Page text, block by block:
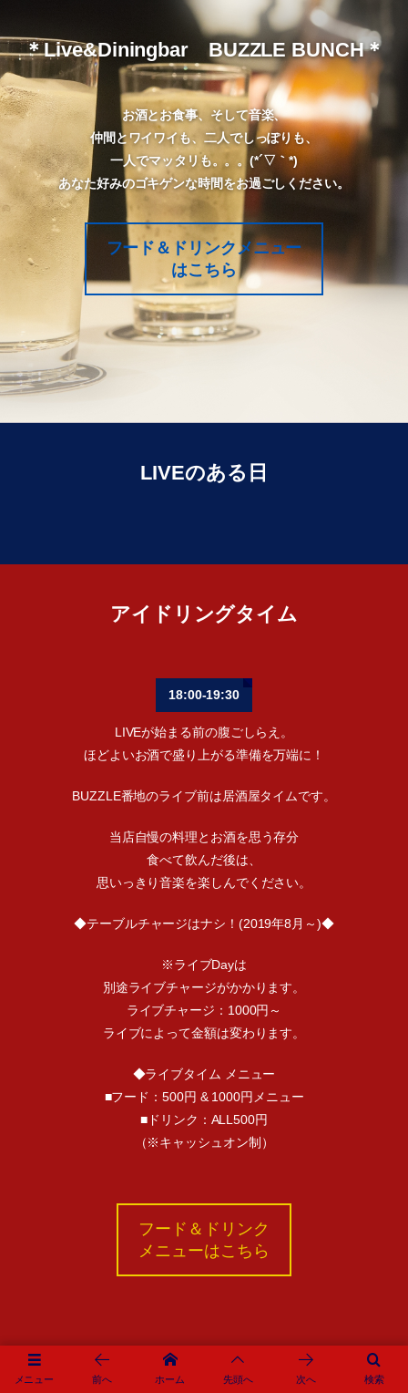
＊Live&Diningbar BUZZLE BUNCH＊
お酒とお食事、そして音楽、
仲間とワイワイも、二人でしっぽりも、
一人でマッタリも。。。(*´▽｀*)
あなた好みのゴキゲンな時間をお過ごしください。
フード＆ドリンクメニュー
はこちら
LIVEのある日
アイドリングタイム
18:00-19:30
LIVEが始まる前の腹ごしらえ。
ほどよいお酒で盛り上がる準備を万端に！
BUZZLE番地のライブ前は居酒屋タイムです。
当店自慢の料理とお酒を思う存分
食べて飲んだ後は、
思いっきり音楽を楽しんでください。
◆テーブルチャージはナシ！(2019年8月～)◆
※ライブDayは
別途ライブチャージがかかります。
ライブチャージ：1000円～
ライブによって金額は変わります。
◆ライブタイム メニュー
■フード：500円 & 1000円メニュー
■ドリンク：ALL500円
（※キャッシュオン制）
フード＆ドリンク
メニューはこちら
メニュー 検索
前へ ホーム 先頭へ 次へ